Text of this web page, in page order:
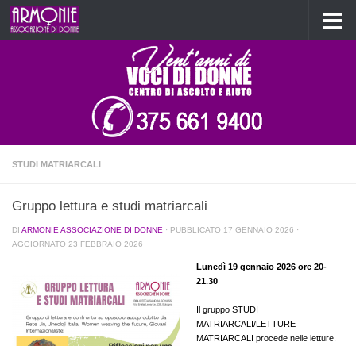
Salta al contenuto
STUDI MATRIARCALI
Gruppo lettura e studi matriarcali
DI ARMONIE ASSOCIAZIONE DI DONNE · PUBBLICATO 17 GENNAIO 2026 ·
AGGIORNATO 23 FEBBRAIO 2026
Lunedì 19 gennaio 2026 ore 20-
21.30
Il gruppo STUDI
MATRIARCALI/LETTURE
MATRIARCALI procede nelle letture.